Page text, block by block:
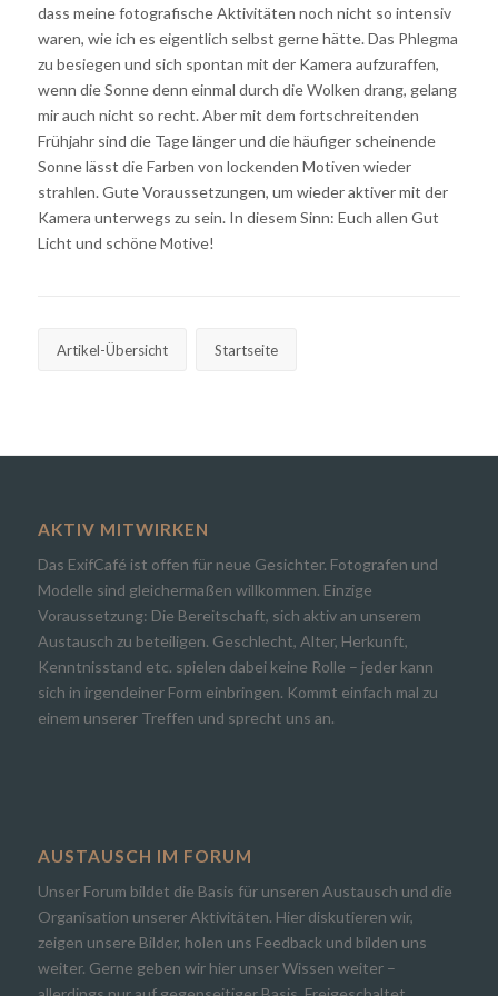
dass meine fotografische Aktivitäten noch nicht so intensiv
waren, wie ich es eigentlich selbst gerne hätte. Das Phlegma
zu besiegen und sich spontan mit der Kamera aufzuraffen,
wenn die Sonne denn einmal durch die Wolken drang, gelang
mir auch nicht so recht. Aber mit dem fortschreitenden
Frühjahr sind die Tage länger und die häufiger scheinende
Sonne lässt die Farben von lockenden Motiven wieder
strahlen. Gute Voraussetzungen, um wieder aktiver mit der
Kamera unterwegs zu sein. In diesem Sinn: Euch allen Gut
Licht und schöne Motive!
Artikel-Übersicht Startseite
AKTIV MITWIRKEN
Das ExifCafé ist offen für neue Gesichter. Fotografen und
Modelle sind gleichermaßen willkommen. Einzige
Voraussetzung: Die Bereitschaft, sich aktiv an unserem
Austausch zu beteiligen. Geschlecht, Alter, Herkunft,
Kenntnisstand etc. spielen dabei keine Rolle – jeder kann
sich in irgendeiner Form einbringen. Kommt einfach mal zu
einem unserer Treffen und sprecht uns an.
AUSTAUSCH IM FORUM
Unser Forum bildet die Basis für unseren Austausch und die
Organisation unserer Aktivitäten. Hier diskutieren wir,
zeigen unsere Bilder, holen uns Feedback und bilden uns
weiter. Gerne geben wir hier unser Wissen weiter –